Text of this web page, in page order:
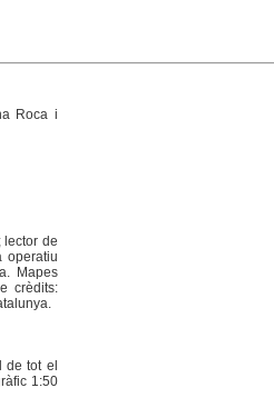
Roca i
lector de
operatiu
Mapes
crèdits:
de tot el
1:50